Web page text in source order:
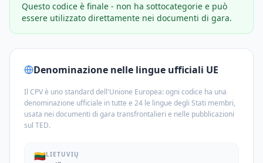
Questo codice è finale - non ha sottocategorie e può
essere utilizzato direttamente nei documenti di gara.
Denominazione nelle lingue ufficiali UE
Il CPV è uno standard dell'Unione Europea: ogni codice ha una
denominazione ufficiale in tutte e 24 le lingue degli Stati membri,
usata nei documenti di gara transfrontalieri e nelle pubblicazioni
sul TED.
🇱🇹LIETUVIŲ